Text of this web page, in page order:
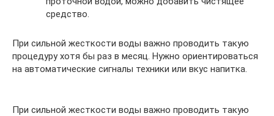
средство.
При сильной жесткости воды важно проводить такую
процедуру хотя бы раз в месяц. Нужно ориентироваться
на автоматические сигналы техники или вкус напитка.
При сильной жесткости воды важно проводить такую